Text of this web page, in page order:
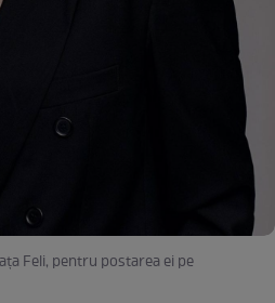
Feli, pentru postarea ei pe